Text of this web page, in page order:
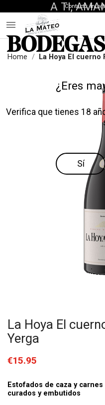
Contacto:

Home La Hoya El
La Hoya El
Yerga
€15.95
Estofados de caza y
curados y embutidos
A TI,
¿Eres
Verifica que tienes 18
Sí